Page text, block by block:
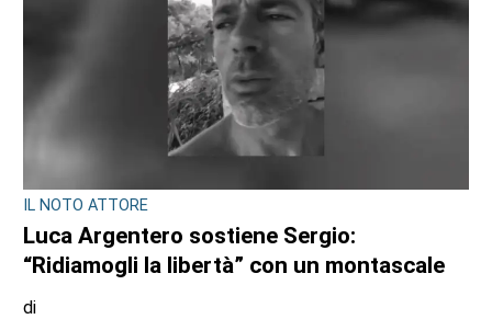
IL NOTO ATTORE
Luca Argentero sostiene Sergio:
“Ridiamogli la libertà” con un montascale
di